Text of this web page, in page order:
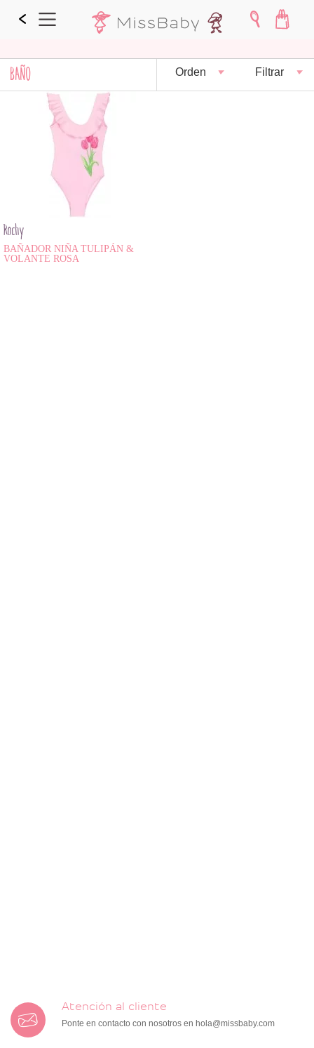
BAÑO Orden Filtrar
Rochy
BAÑADOR NIÑA TULIPÁN &
VOLANTE ROSA
Atención al cliente
Ponte en contacto con nosotros en hola@missbaby.com